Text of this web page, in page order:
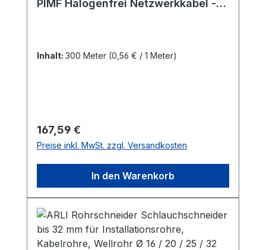
PIMF Halogenfrei Netzwerkkabel -
Inhalt: 300 Meter (0,56 € / 1 Meter)
Regulärer Preis:
167,59 €
Preise inkl. MwSt. zzgl. Versandkosten
In den Warenkorb